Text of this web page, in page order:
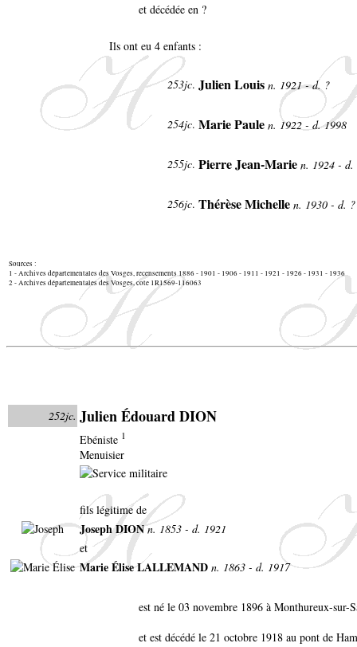
et décédée en ?
Ils ont eu 4 enfants :
253jc. Julien Louis n. 1921 - d. ?
254jc. Marie Paule n. 1922 - d. 1998
255jc. Pierre Jean-Marie n. 1924 -
256jc. Thérèse Michelle n. 1930 - d.
Sources :
1 - Archives départementales des Vosges, recensements 1886 - 1901 - 1906 - 1911 - 1921 - 1926 - 1931 - 1936
2 - Archives départementales des Vosges, cote 1R1569-116063
252jc. Julien Édouard DION
Ebéniste 1
Menuisier
fils légitime de
Joseph DIONn. 1853 - d. 1921
et
Marie Élise LALLEMAND n. 1863 - d. 1917
est né le 03 novembre 1896 à Monthureux-sur-
et est décédé le 21 octobre 1918 au pont de